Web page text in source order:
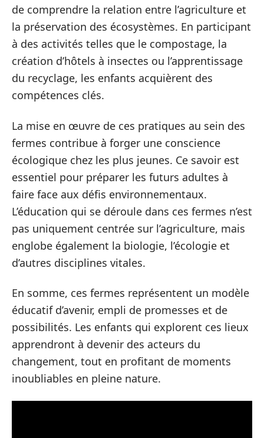
de comprendre la relation entre l’agriculture et
la préservation des écosystèmes. En participant
à des activités telles que le compostage, la
création d’hôtels à insectes ou l’apprentissage
du recyclage, les enfants acquièrent des
compétences clés.
La mise en œuvre de ces pratiques au sein des
fermes contribue à forger une conscience
écologique chez les plus jeunes. Ce savoir est
essentiel pour préparer les futurs adultes à
faire face aux défis environnementaux.
L’éducation qui se déroule dans ces fermes n’est
pas uniquement centrée sur l’agriculture, mais
englobe également la biologie, l’écologie et
d’autres disciplines vitales.
En somme, ces fermes représentent un modèle
éducatif d’avenir, empli de promesses et de
possibilités. Les enfants qui explorent ces lieux
apprendront à devenir des acteurs du
changement, tout en profitant de moments
inoubliables en pleine nature.